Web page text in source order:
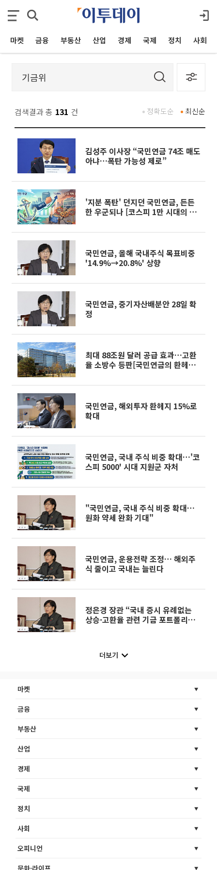
마켓 금융 부동산 산업 경제 국제 정치 사회
검색결과 총 131 건 최신순
정확도순
김성주 이사장 “국민연금 74조 매도
아냐…폭탄 가능성 제로”
'지분 폭탄' 던지던 국민연금, 든든
한 우군되나 [코스피 1만 시대의 조
국민연금, 올해 국내주식 목표비중
'14.9%→20.8%' 상향
국민연금, 중기자산배분안 28일 확
정
최대 88조원 달러 공급 효과…고환
율 소방수 등판[국민연금의 환헤지
국민연금, 해외투자 환헤지 15%로
확대
국민연금, 국내 주식 비중 확대…'코
스피 5000' 시대 지원군 자처
"국민연금, 국내 주식 비중 확대…
원화 약세 완화 기대"
국민연금, 운용전략 조정… 해외주
식 줄이고 국내는 늘린다
정은경 장관 “국내 증시 유례없는
상승·고환율 관련 기금 포트폴리오
더보기
마켓
금융
부동산
산업
경제
국제
정치
사회
오피니언
문화·라이프